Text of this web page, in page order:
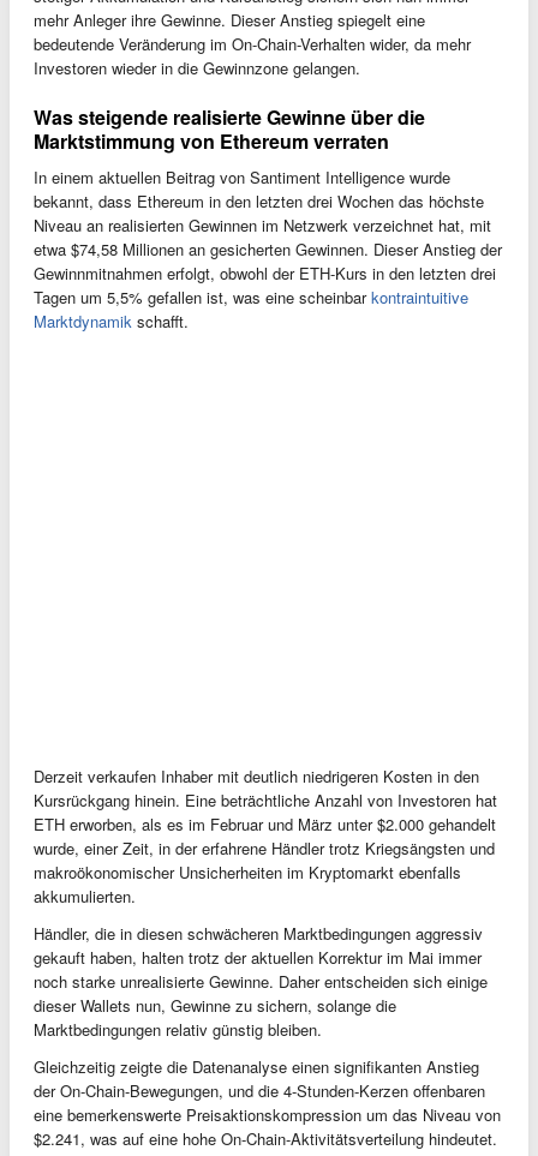
mehr Anleger ihre Gewinne. Dieser Anstieg spiegelt eine
bedeutende Veränderung im On-Chain-Verhalten wider, da mehr
Investoren wieder in die Gewinnzone gelangen.
Was steigende realisierte Gewinne über die
Marktstimmung von Ethereum verraten
In einem aktuellen Beitrag von Santiment Intelligence wurde
bekannt, dass Ethereum in den letzten drei Wochen das höchste
Niveau an realisierten Gewinnen im Netzwerk verzeichnet hat, mit
etwa $74,58 Millionen an gesicherten Gewinnen. Dieser Anstieg der
Gewinnmitnahmen erfolgt, obwohl der ETH-Kurs in den letzten drei
Tagen um 5,5% gefallen ist, was eine scheinbarkontraintuitive
Marktdynamik schafft.
Derzeit verkaufen Inhaber mit deutlich niedrigeren Kosten in den
Kursrückgang hinein. Eine beträchtliche Anzahl von Investoren hat
ETH erworben, als es im Februar und März unter $2.000 gehandelt
wurde, einer Zeit, in der erfahrene Händler trotz Kriegsängsten und
makroökonomischer Unsicherheiten im Kryptomarkt ebenfalls
akkumulierten.
Händler, die in diesen schwächeren Marktbedingungen aggressiv
gekauft haben, halten trotz der aktuellen Korrektur im Mai immer
noch starke unrealisierte Gewinne. Daher entscheiden sich einige
dieser Wallets nun, Gewinne zu sichern, solange die
Marktbedingungen relativ günstig bleiben.
Gleichzeitig zeigte die Datenanalyse einen signifikanten Anstieg
der On-Chain-Bewegungen, und die 4-Stunden-Kerzen offenbaren
eine bemerkenswerte Preisaktionskompression um das Niveau von
$2.241, was auf eine hohe On-Chain-Aktivitätsverteilung hindeutet.